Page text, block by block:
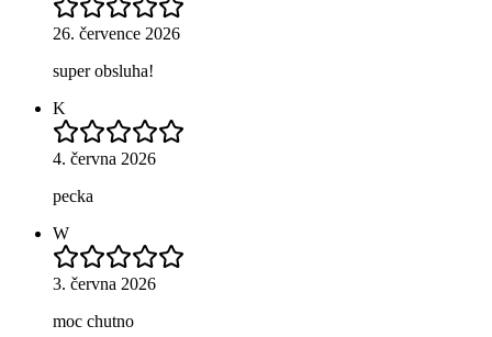
26. července 2026
super obsluha!
K
4. června 2026
pecka
W
3. června 2026
moc chutno